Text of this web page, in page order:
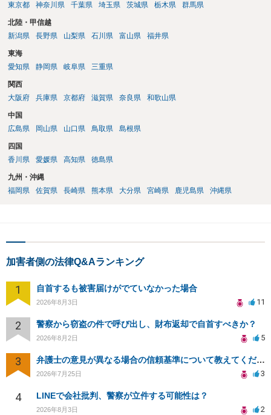
東京都
神奈川県 千葉県 埼玉県 茨城県 栃木県 群馬県
北陸・甲信越
新潟県
長野県 山梨県 石川県 富山県 福井県
東海
愛知県
静岡県 岐阜県 三重県
関西
大阪府
兵庫県 京都府 滋賀県 奈良県 和歌山県
中国
広島県
岡山県 山口県 鳥取県 島根県
四国
香川県
愛媛県 高知県 徳島県
九州・沖縄
福岡県
佐賀県 長崎県 熊本県 大分県 宮崎県 鹿児島県 沖縄県
加害者側の法律Q&Aランキング
1 自首するも被害届けがでていなかった場合
2026年8月3日 11
2 警察から窃盗の件で呼び出し、財布返却で自首すべきか？
2026年8月2日 5
3 弁護士の意見が異なる場合の信頼基準について教えてください
2026年7月25日 3
4 LINEで会社批判、警察が立件する可能性は？
2026年8月3日 2